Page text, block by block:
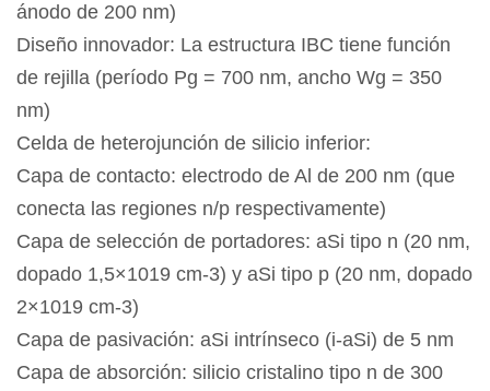
ánodo de 200 nm)
Diseño innovador: La estructura IBC tiene función
de rejilla (período Pg = 700 nm, ancho Wg = 350
nm)
Celda de heterojunción de silicio inferior:
Capa de contacto: electrodo de Al de 200 nm (que
conecta las regiones n/p respectivamente)
Capa de selección de portadores: aSi tipo n (20 nm,
dopado 1,5×1019 cm-3) y aSi tipo p (20 nm, dopado
2×1019 cm-3)
Capa de pasivación: aSi intrínseco (i-aSi) de 5 nm
Capa de absorción: silicio cristalino tipo n de 300